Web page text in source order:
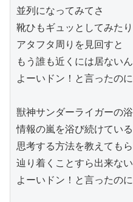
並列になってみてさ
靴ひもギュッとしてみたり
アタフタ周りを見回すと
もう誰も近くには居ない
よーいドン！と言ったのに
獣神サンダーライガーの
情報の嵐を浴び続けている
思考する方法を教えても
辿り着くことすら出来な
よーいドン！と言ったのに